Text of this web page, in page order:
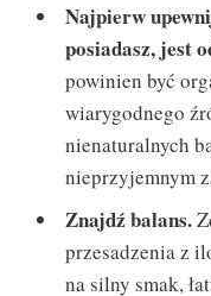
Najpierw
posiadasz, jest
powinien być
wiarygodnego
nienaturalnych
nieprzyjemnym
Znajdź balans.
przesadzenia z
na silny smak,